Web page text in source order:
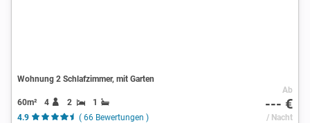
Wohnung 2 Schlafzimmer, mit Garten
60m² 4 2
1
4.9
( 66 Bewertungen )
Ab
--- €
/ Nacht